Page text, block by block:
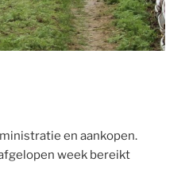
en aankopen.
week bereikt